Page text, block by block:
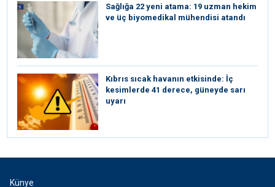
Sağlığa 22 yeni atama: 19 uzman hekim
ve üç biyomedikal mühendisi atandı
Kıbrıs sıcak havanın etkisinde: İç
kesimlerde 41 derece, güneyde sarı
uyarı
Künye